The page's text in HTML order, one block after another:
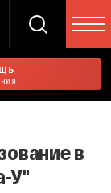
в
У"